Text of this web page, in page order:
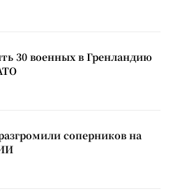
30 военных в Гренландию
соперников на